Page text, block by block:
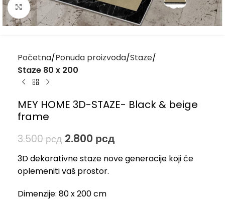
Kliknite za uvećanje
Početna Ponuda proizvoda Staze
Staze 80 x 200
MEY HOME 3D-STAZE- Black & beige
frame
3.500рсд 2.800 рсд
3D dekorativne staze nove generacije koji će
oplemeniti vaš prostor.
Dimenzije: 80 x 200 cm